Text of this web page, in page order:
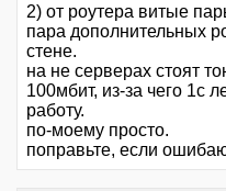
2) от роутера витые
пара дополнительных
стене.
на не серверах стоят
100мбит, из-за чего 1с
работу.
по-моему просто.
поправьте, если